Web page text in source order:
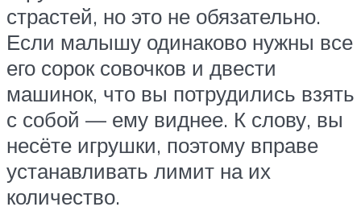
страстей, но это не обязательно.
Если малышу одинаково нужны все
его сорок совочков и двести
машинок, что вы потрудились взять
с собой — ему виднее. К слову, вы
несёте игрушки, поэтому вправе
устанавливать лимит на их
количество.